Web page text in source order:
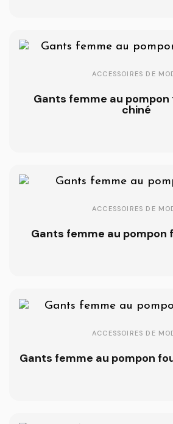
ACCESSOIRES DE
Gants femme au
chiné
ACCESSOIRES DE
Gants femme au pompon
ACCESSOIRES DE
Gants femme au pompon